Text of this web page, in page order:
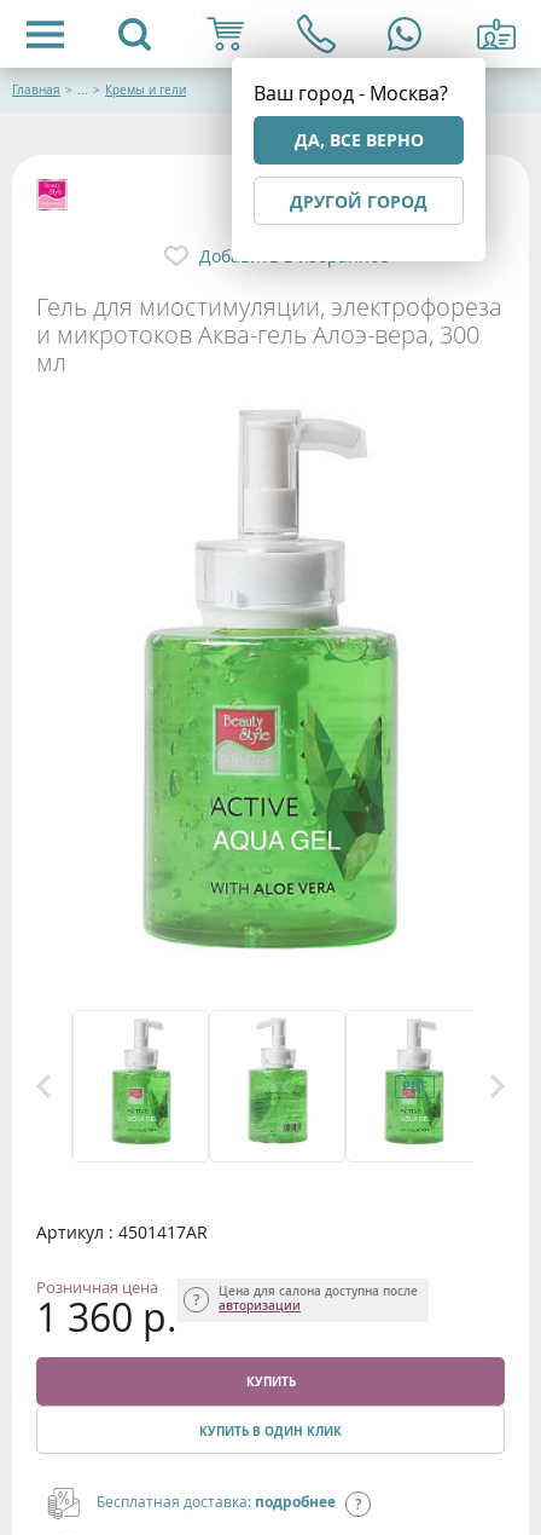
Ваш город - Москва?
ДА, ВСЕ ВЕРНО
ДРУГОЙ ГОРОД
Главная > ... > Кремы и гели
Гель для миостимуляции, электрофореза
и микротоков Аква-гель Алоэ-вера, 300
мл
Добавить в избранное
Артикул : 4501417АR
Розничная цена
1 360 р.
Цена для салона доступна после
авторизации
КУПИТЬ
КУПИТЬ В ОДИН КЛИК
Бесплатная доставка: подробнее